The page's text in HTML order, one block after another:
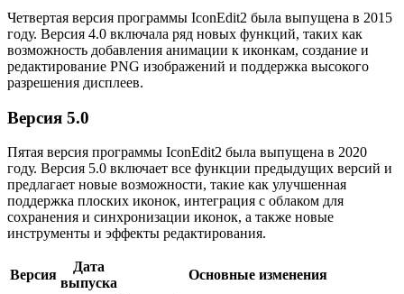
Четвертая версия программы IconEdit2 была выпущена в 2015
году. Версия 4.0 включала ряд новых функций, таких как
возможность добавления анимации к иконкам, создание и
редактирование PNG изображений и поддержка высокого
разрешения дисплеев.
Версия 5.0
Пятая версия программы IconEdit2 была выпущена в 2020
году. Версия 5.0 включает все функции предыдущих версий и
предлагает новые возможности, такие как улучшенная
поддержка плоских иконок, интеграция с облаком для
сохранения и синхронизации иконок, а также новые
инструменты и эффекты редактирования.
Версия
Дата
выпуска
Основные изменения